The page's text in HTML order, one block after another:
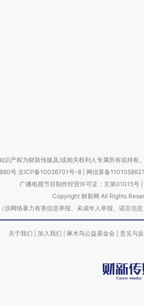
识产权为财新传媒及/或相关权利人专属所有或持有
号 京ICP备10026701号-8 网信算备
广播电视节目制作经营许可证：京第01015号|
Copyright 财新网 All Rights
涉网络暴力有害信息举报、未成年人举报、谣言
关于我们 加入我们 啄木鸟公益基金会 意见与